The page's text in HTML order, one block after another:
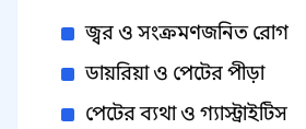
জ্বর ও সংক্রমণজনিত রোগ
ডায়রিয়া ও পেটের পীড়া
পেটের ব্যথা ও গ্যাস্ট্রাইটিস